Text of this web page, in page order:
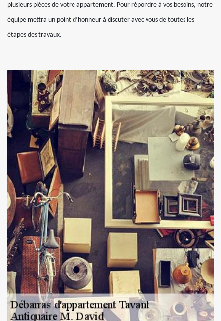
plusieurs pièces de votre appartement. Pour répondre à vos besoins, notre
équipe mettra un point d’honneur à discuter avec vous de toutes les
étapes des travaux.